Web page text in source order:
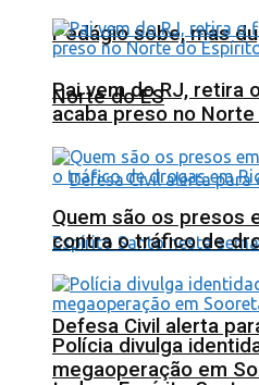
Pedágio sobe, mas
Norte do ES
Defesa Civil alerta
Pai vem do RJ, retira
acaba preso no
Quem são os presos
contra o tráfico de
Polícia divulga
megaoperação em